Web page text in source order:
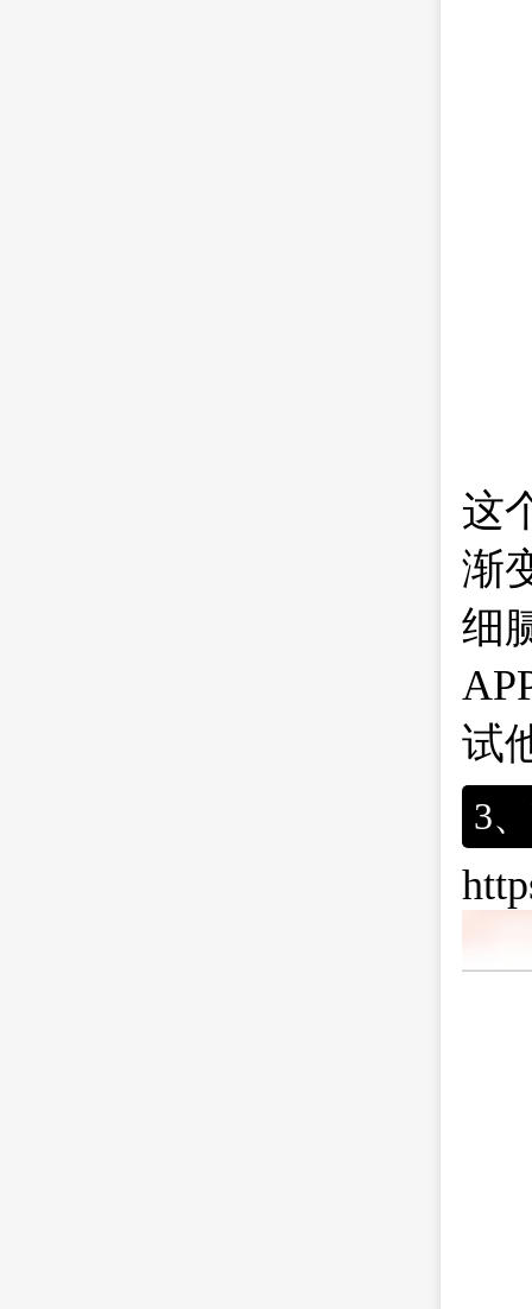
这
渐
细
试
3